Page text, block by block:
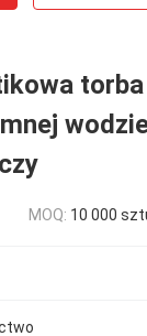
torba
MOQ: 10 000